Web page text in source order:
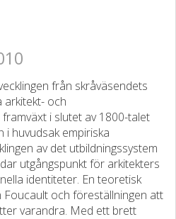
från skråväsendets
arkitekt- och
i slutet av 1800-talet
huvudsak empiriska
av det utbildningssystem
utgångspunkt för arkitekters
identiteter. En teoretisk
och föreställningen att
varandra. Med ett brett